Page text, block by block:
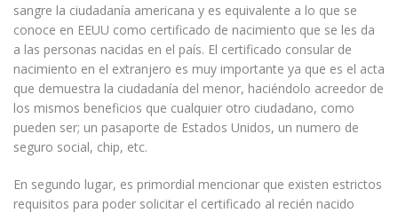
sangre la ciudadanía americana y es equivalente a lo que se
conoce en EEUU como certificado de nacimiento que se les da
a las personas nacidas en el país. El certificado consular de
nacimiento en el extranjero es muy importante ya que es el acta
que demuestra la ciudadanía del menor, haciéndolo acreedor de
los mismos beneficios que cualquier otro ciudadano, como
pueden ser; un pasaporte de Estados Unidos, un numero de
seguro social, chip, etc.
En segundo lugar, es primordial mencionar que existen estrictos
requisitos para poder solicitar el certificado al recién nacido